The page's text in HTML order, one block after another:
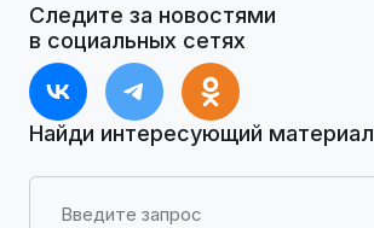
Следите за новостями
в социальных сетях
Найди интересующий материал